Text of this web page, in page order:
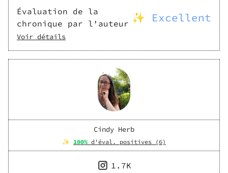
Évaluation de la
chronique par l'auteur ✨ Excellent
Voir détails
Cindy Herb
✨ 100% d'éval. positives (6)
1.7K